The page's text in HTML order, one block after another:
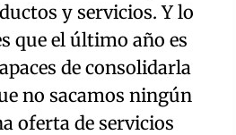
y servicios. Y lo
que el último año es
de consolidarla
no sacamos ningún
oferta de servicios